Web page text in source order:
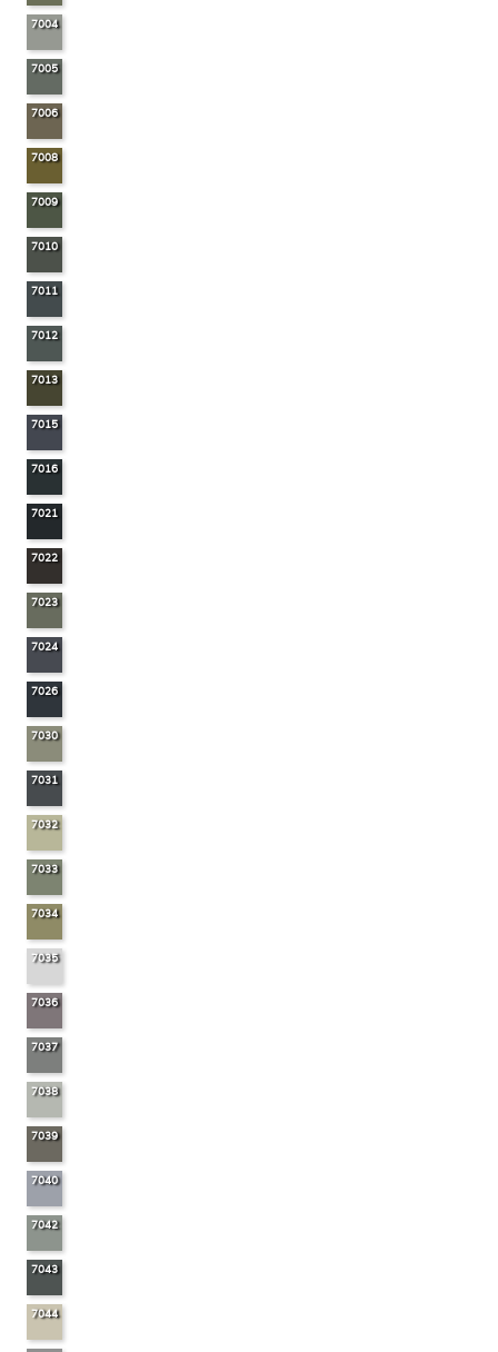
7004
7005
7006
7008
7009
7010
7011
7012
7013
7015
7016
7021
7022
7023
7024
7026
7030
7031
7032
7033
7034
7035
7036
7037
7038
7039
7040
7042
7043
7044